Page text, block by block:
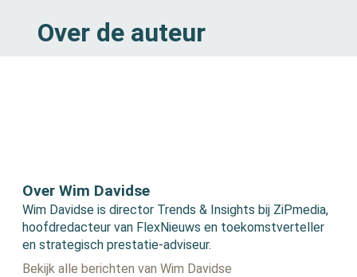
Over de auteur
Over Wim Davidse
Wim Davidse is director Trends & Insights bij ZiPmedia,
hoofdredacteur van FlexNieuws en toekomstverteller
en strategisch prestatie-adviseur.
Bekijk alle berichten van Wim Davidse